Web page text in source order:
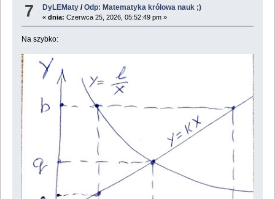
7 DyLEMaty /Odp: Matematyka królowa nauk ;)
«dnia: Czerwca 25, 2026, 05:52:49 pm »
Na szybko: